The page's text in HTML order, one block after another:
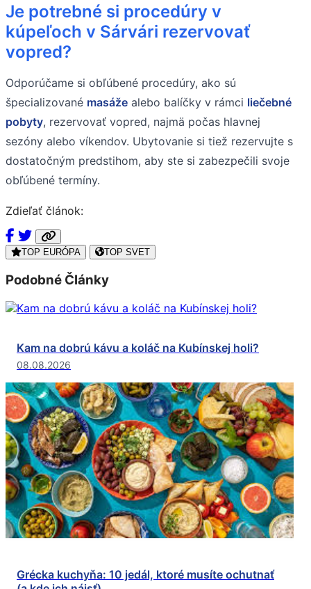
Je potrebné si procedúry v
kúpeľoch v Sárvári rezervovať
vopred?
Odporúčame si obľúbené procedúry, ako sú
špecializované masáže alebo balíčky v rámci liečebné
pobyty, rezervovať vopred, najmä počas hlavnej
sezóny alebo víkendov. Ubytovanie si tiež rezervujte s
dostatočným predstihom, aby ste si zabezpečili svoje
obľúbené termíny.
Zdieľať článok:
TOP EURÓPA TOP SVET
Podobné Články
Kam na dobrú kávu a koláč na Kubínskej holi?
08.08.2026
Grécka kuchyňa: 10 jedál, ktoré musíte ochutnať